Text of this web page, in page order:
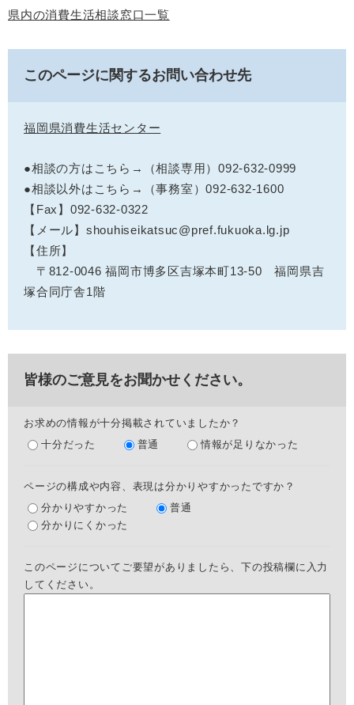
県内の消費生活相談窓口一覧
このページに関するお問い合わせ先
福岡県消費生活センター
●相談の方はこちら→（相談専用）092-632-0999
●相談以外はこちら→（事務室）092-632-1600
【Fax】092-632-0322
【メール】shouhiseikatsuc@pref.fukuoka.lg.jp
【住所】
〒812-0046 福岡市博多区吉塚本町13-50 福岡県吉
塚合同庁舎1階
皆様のご意見をお聞かせください。
お求めの情報が十分掲載されていましたか？
十分だった
普通 情報が足りなかった
ページの構成や内容、表現は分かりやすかったですか？
分かりやすかった
普通
分かりにくかった
このページについてご要望がありましたら、下の投稿欄に入力
してください。